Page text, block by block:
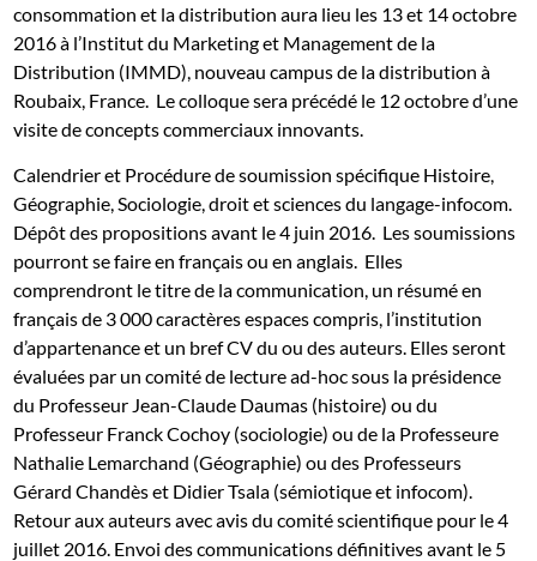
consommation et la distribution aura lieu les 13 et 14 octobre
2016 à l’Institut du Marketing et Management de la
Distribution (IMMD), nouveau campus de la distribution à
Roubaix, France. Le colloque sera précédé le 12 octobre d’une
visite de concepts commerciaux innovants.
Calendrier et Procédure de soumission spécifique Histoire,
Géographie, Sociologie, droit et sciences du langage-infocom.
Dépôt des propositions avant le 4 juin 2016. Les soumissions
pourront se faire en français ou en anglais. Elles
comprendront le titre de la communication, un résumé en
français de 3 000 caractères espaces compris, l’institution
d’appartenance et un bref CV du ou des auteurs. Elles seront
évaluées par un comité de lecture ad-hoc sous la présidence
du Professeur Jean-Claude Daumas (histoire) ou du
Professeur Franck Cochoy (sociologie) ou de la Professeure
Nathalie Lemarchand (Géographie) ou des Professeurs
Gérard Chandès et Didier Tsala (sémiotique et infocom).
Retour aux auteurs avec avis du comité scientifique pour le 4
juillet 2016. Envoi des communications définitives avant le 5